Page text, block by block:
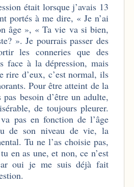
était lorsque j’avais 13
portés à me dire, « Je n’ai
âge », « Ta vie va si bien,
». Je pourrais passer des
les conneries que des
face à la dépression, mais
rire d’eux, c’est normal, ils
Pour être atteint de la
pas besoin d’être un adulte,
de toujours pleurer.
pas en fonction de l’âge
de son niveau de vie, la
Tu ne l’as choisie pas,
en as une, et non, ce n’est
oui je me suis déjà fait